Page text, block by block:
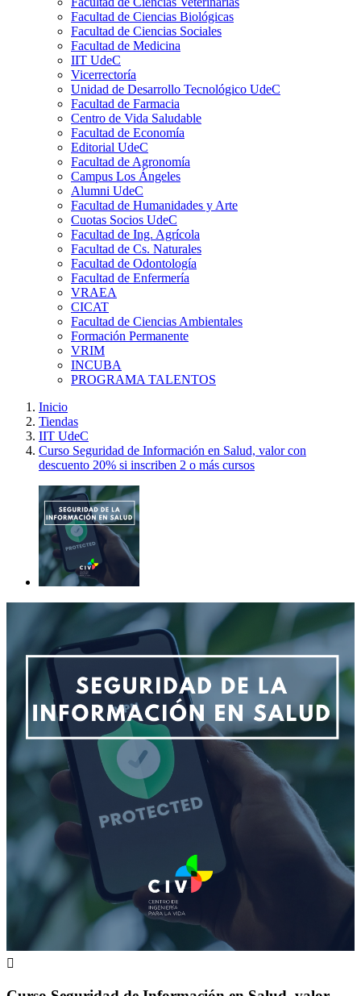
Facultad de Ciencias Biológicas
Facultad de Ciencias Sociales
Facultad de Medicina
IIT UdeC
Vicerrectoría
Unidad de Desarrollo Tecnológico UdeC
Facultad de Farmacia
Centro de Vida Saludable
Facultad de Economía
Editorial UdeC
Facultad de Agronomía
Campus Los Ángeles
Alumni UdeC
Facultad de Humanidades y Arte
Cuotas Socios UdeC
Facultad de Ing. Agrícola
Facultad de Cs. Naturales
Facultad de Odontología
Facultad de Enfermería
VRAEA
CICAT
Facultad de Ciencias Ambientales
Formación Permanente
VRIM
INCUBA
PROGRAMA TALENTOS
Inicio
Tiendas
IIT UdeC
Curso Seguridad de Información en Salud, valor con
descuento 20% si inscriben 2 o más cursos
